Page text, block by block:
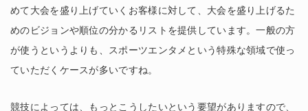
めて大会を盛り上げていくお客様に対して、大会を盛り上げるた
めのビジョンや順位の分かるリストを提供しています。一般の方
が使うというよりも、スポーツエンタメという特殊な領域で使っ
ていただくケースが多いですね。
競技によっては、もっとこうしたいという要望がありますので、